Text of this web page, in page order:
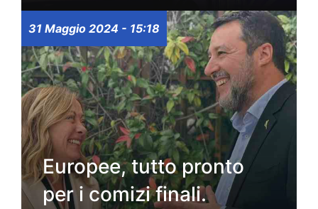
31 Maggio 2024 - 15:18
Europee, tutto pronto
per i comizi finali.